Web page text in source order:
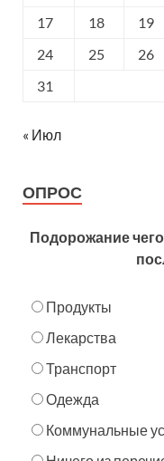
17 18 19
24
25 26
31
« Июл
ОПРОС
Подорожание
Продукты
Лекарства
Транспорт
Одежда
Коммунальные